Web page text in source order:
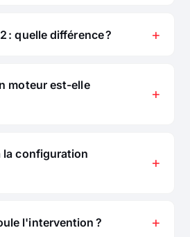
: quelle différence ?
moteur est-elle
la configuration
l'intervention ?